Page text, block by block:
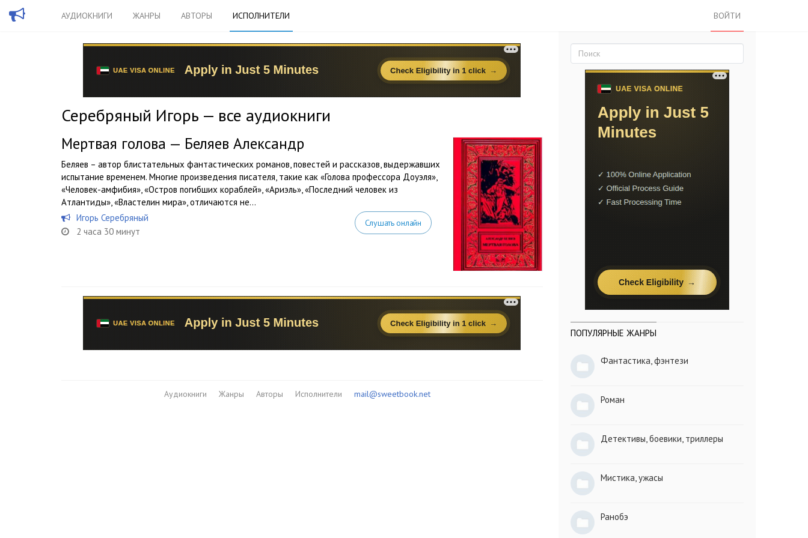
АУДИОКНИГИ ЖАНРЫ АВТОРЫ ИСПОЛНИТЕЛИ ВОЙТИ
Серебряный Игорь — все аудиокниги
Мертвая голова — Беляев Александр
Беляев – автор блистательных фантастических романов, повестей и рассказов, выдержавших
испытание временем. Многие произведения писателя, такие как «Голова профессора Доуэля»,
«Человек-амфибия», «Остров погибших кораблей», «Ариэль», «Последний человек из
Атлантиды», «Властелин мира», отличаются не...
Игорь Серебряный
2 часа 30 минут
Слушать онлайн
Аудиокниги Жанры Авторы Исполнители mail@sweetbook.net
ПОПУЛЯРНЫЕ ЖАНРЫ
Фантастика, фэнтези
Роман
Детективы, боевики, триллеры
Мистика, ужасы
Ранобэ